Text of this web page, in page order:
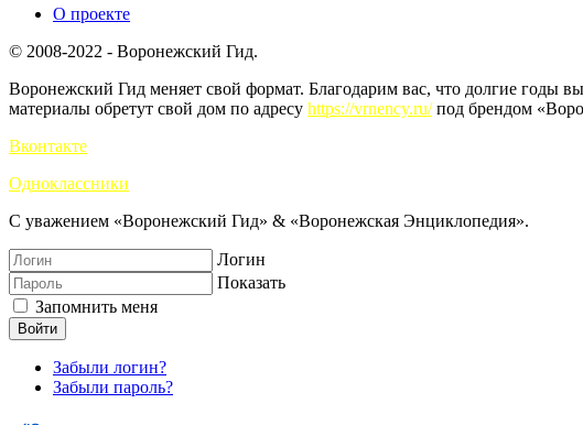
О проекте
© 2008-2022 - Воронежский Гид.
Воронежский Гид меняет свой формат. Благодарим вас, что долгие
материалы обретут свой дом по адресу https://vrnency.ru/под брендом
Вконтакте
Одноклассники
С уважением «Воронежский Гид» & «Воронежская Энциклопедия».
Логин
Показать
Запомнить меня
Войти
Забыли логин?
Забыли пароль?